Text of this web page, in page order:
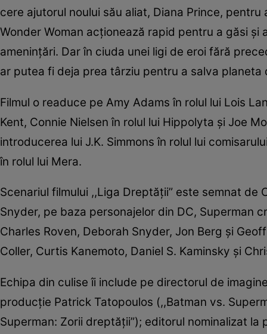
cere ajutorul noului său aliat, Diana Prince,
Wonder Woman acţionează rapid pentru a găsi
ameninţări. Dar în ciuda unei ligi de eroi fără
ar putea fi deja prea târziu pentru a salva
Filmul o readuce pe Amy Adams în rolul lui Lois
Kent, Connie Nielsen în rolul lui Hippolyta şi Joe
introducerea lui J.K. Simmons în rolul lui
în rolul lui Mera.
Scenariul filmului ,,Liga Dreptăţii” este semnat de
Snyder, pe baza personajelor din DC, Superman
Charles Roven, Deborah Snyder, Jon Berg şi
Coller, Curtis Kanemoto, Daniel S. Kaminsky şi
Echipa din culise îi include pe directorul de
producţie Patrick Tatopoulos (,,Batman vs.
Superman: Zorii dreptăţii”); editorul nominalizat la